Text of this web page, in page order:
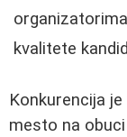
kvalitete
Konkurencija
mesto na